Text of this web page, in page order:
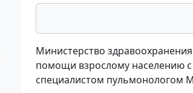
Министерство
помощи взрослому населению
специалистом пульмонологом